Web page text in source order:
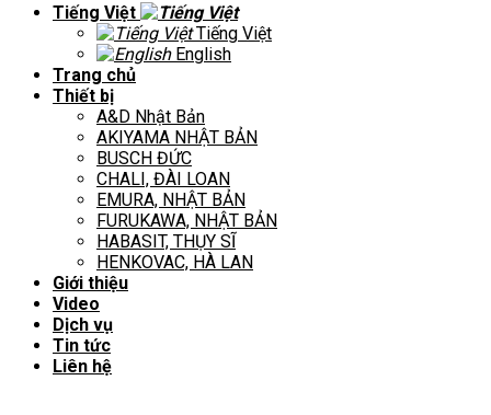
Tiếng Việt
Tiếng Việt
English
Trang chủ
Thiết bị
A&D Nhật Bản
AKIYAMA NHẬT BẢN
BUSCH ĐỨC
CHALI, ĐÀI LOAN
EMURA, NHẬT BẢN
FURUKAWA, NHẬT BẢN
HABASIT, THỤY SĨ
HENKOVAC, HÀ LAN
Giới thiệu
Video
Dịch vụ
Tin tức
Liên hệ